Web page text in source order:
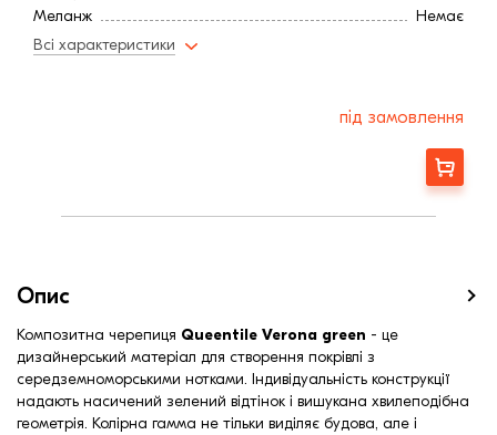
Меланж
Немає
Товщина металу
Всі характеристики
під замовлення
Замовити
Опис
Композитна черепиця Queentile Verona green - це
дизайнерський матеріал для створення покрівлі з
середземноморськими нотками. Індивідуальність конструкції
надають насичений зелений відтінок і вишукана хвилеподібна
геометрія. Колірна гамма не тільки виділяє будова, але і